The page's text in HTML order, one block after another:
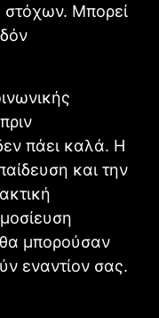
στόχων. Μπορεί
πάει καλά. Η
και την
μπορούσαν
εναντίον σας.